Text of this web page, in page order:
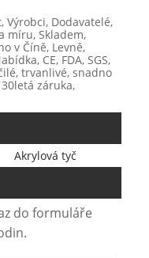
Výrobci, Dodavatelé,
míru, Skladem,
v Číně, Levně,
CE, FDA, SGS,
trvanlivé, snadno
záruka,
Akrylová tyč
do formuláře